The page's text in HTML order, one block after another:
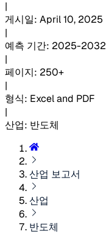
|
게시일: April 10, 2025
|
예측 기간: 2025-2032
|
페이지: 250+
|
형식: Excel and PDF
|
산업: 반도체
산업 보고서
산업
반도체